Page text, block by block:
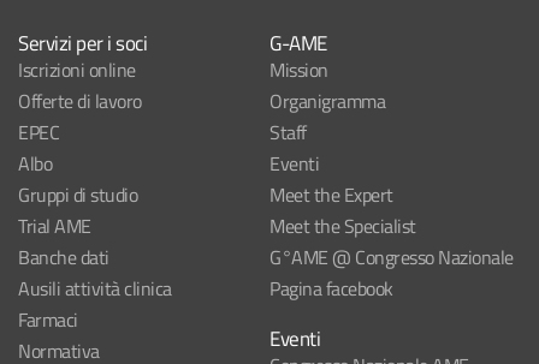
Servizi per i soci
Iscrizioni online
Offerte di lavoro
EPEC
Albo
Gruppi di studio
Trial AME
Banche dati
Ausili attività clinica
Farmaci
Normativa
G-AME
Mission
Organigramma
Staff
Eventi
Meet the Expert
Meet the Specialist
G°AME @ Congresso Nazionale
Pagina facebook
Eventi